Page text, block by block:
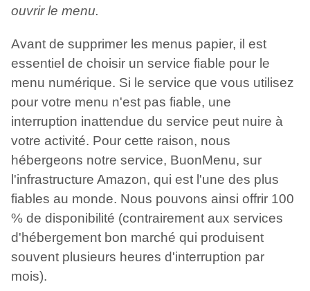
ouvrir le menu.
Avant de supprimer les menus papier, il est
essentiel de choisir un service fiable pour le
menu numérique. Si le service que vous utilisez
pour votre menu n'est pas fiable, une
interruption inattendue du service peut nuire à
votre activité. Pour cette raison, nous
hébergeons notre service, BuonMenu, sur
l'infrastructure Amazon, qui est l'une des plus
fiables au monde. Nous pouvons ainsi offrir 100
% de disponibilité (contrairement aux services
d'hébergement bon marché qui produisent
souvent plusieurs heures d'interruption par
mois).